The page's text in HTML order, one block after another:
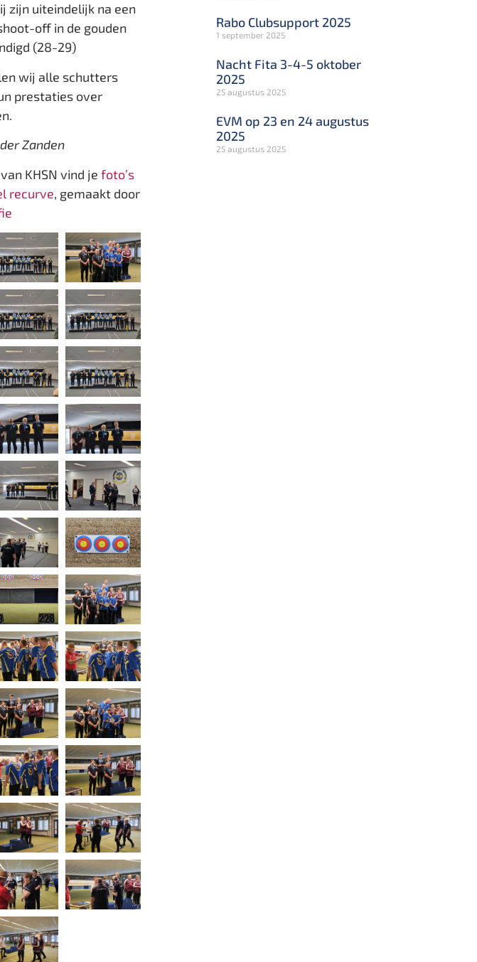
zijn uiteindelijk na een
off in de gouden
(28-29)
wij alle schutters
prestaties over
Zanden
KHSN vind je foto’s
recurve, gemaakt door
Rabo Clubsupport 2025
1 september 2025
Nacht Fita 3-4-5 oktober
2025
25 augustus 2025
EVM op 23 en 24 augustus
2025
25 augustus 2025